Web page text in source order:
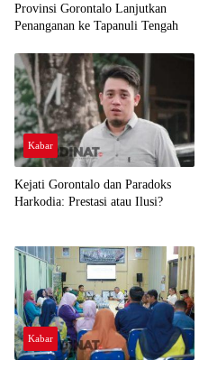
Provinsi Gorontalo Lanjutkan
Penanganan ke Tapanuli Tengah
Kabar
Kejati Gorontalo dan Paradoks
Harkodia: Prestasi atau Ilusi?
Kabar